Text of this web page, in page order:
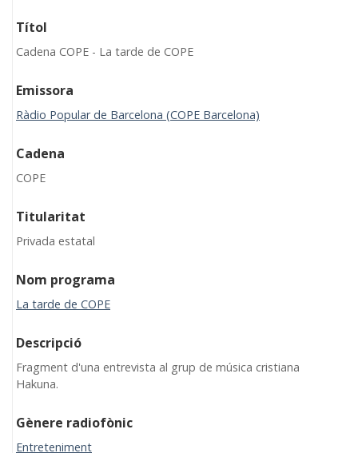
Títol
Cadena COPE - La tarde de COPE
Emissora
Ràdio Popular de Barcelona (COPE Barcelona)
Cadena
COPE
Titularitat
Privada estatal
Nom programa
La tarde de COPE
Descripció
Fragment d'una entrevista al grup de música cristiana
Hakuna.
Gènere radiofònic
Entreteniment